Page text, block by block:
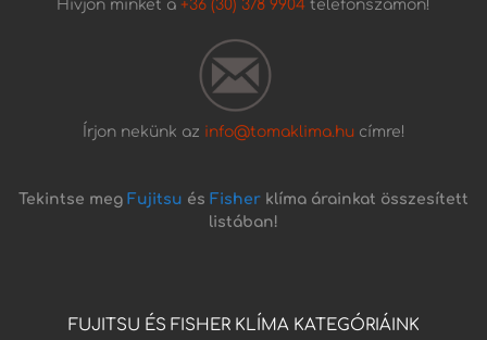
Hívjon minket a +36 (30) 378 9904 telefonszámon!
Írjon nekünk az info@tomaklima.hucímre!
Tekintse meg Fujitsu és Fisher klíma árainkat összesített
listában!
FUJITSU ÉS FISHER KLÍMA KATEGÓRIÁINK